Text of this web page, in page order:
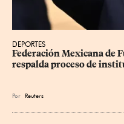
DEPORTES
Federación Mexicana de
respalda proceso de
Por Reuters